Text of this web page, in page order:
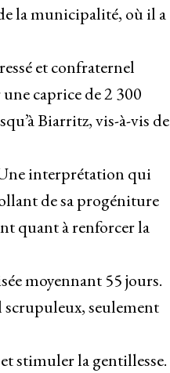
la municipalité, où il a
et confraternel
caprice de 2 300
Biarritz, vis-à-vis de
interprétation qui
de sa progéniture
quant à renforcer la
moyennant 55 jours.
seulement
stimuler la gentillesse.